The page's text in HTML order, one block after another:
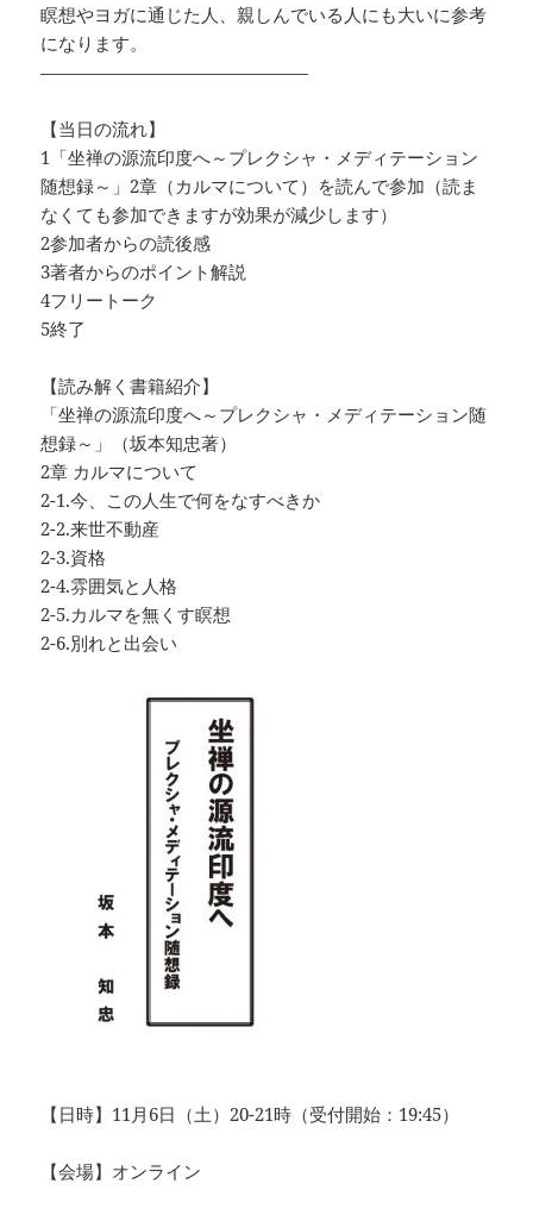
瞑想やヨガに通じた人、親しんでいる人にも大いに参考
になります。
———————————————
【当日の流れ】
1「坐禅の源流印度へ～プレクシャ・メディテーション
随想録～」2章（カルマについて）を読んで参加（読ま
なくても参加できますが効果が減少します）
2参加者からの読後感
3著者からのポイント解説
4フリートーク
5終了
【読み解く書籍紹介】
「坐禅の源流印度へ～プレクシャ・メディテーション随
想録～」（坂本知忠著）
2章 カルマについて
2-1.今、この人生で何をなすべきか
2-2.来世不動産
2-3.資格
2-4.雰囲気と人格
2-5.カルマを無くす瞑想
2-6.別れと出会い
【日時】11月6日（土）20-21時（受付開始：19:45）
【会場】オンライン